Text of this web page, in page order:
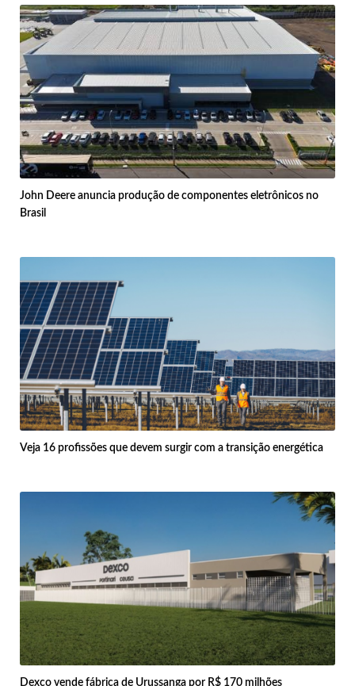
John Deere anuncia produção de componentes eletrônicos no
Brasil
Veja 16 profissões que devem surgir com a transição energética
Dexco vende fábrica de Urussanga por R$ 170 milhões